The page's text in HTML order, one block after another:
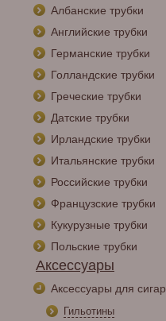
Албанские трубки
Английские трубки
Германские трубки
Голландские трубки
Греческие трубки
Датские трубки
Ирландские трубки
Итальянские трубки
Российские трубки
Французские трубки
Кукурузные трубки
Польские трубки
Аксессуары
Аксессуары для сигар
Гильотины